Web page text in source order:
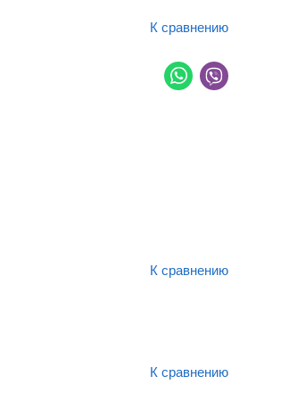
К сравнению
К сравнению
К сравнению